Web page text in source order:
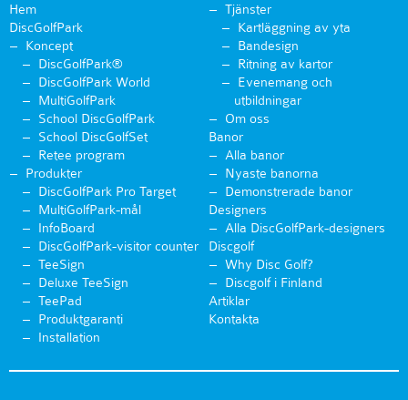
Hem
DiscGolfPark
Koncept
DiscGolfPark®
DiscGolfPark World
MultiGolfPark
School DiscGolfPark
School DiscGolfSet
Retee program
Produkter
DiscGolfPark Pro Target
MultiGolfPark-mål
InfoBoard
DiscGolfPark-visitor counter
TeeSign
Deluxe TeeSign
TeePad
Produktgaranti
Installation
Tjänster
Kartläggning av yta
Bandesign
Ritning av kartor
Evenemang och
utbildningar
Om oss
Banor
Alla banor
Nyaste banorna
Demonstrerade banor
Designers
Alla DiscGolfPark-designers
Discgolf
Why Disc Golf?
Discgolf i Finland
Artiklar
Kontakta